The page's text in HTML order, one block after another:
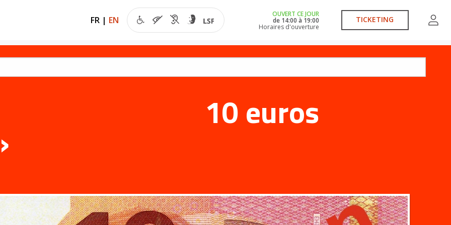
FR | EN
OUVERT CE JOUR
de 14:00 à 19:00
Horaires d'ouverture
TICKETING
10 euros